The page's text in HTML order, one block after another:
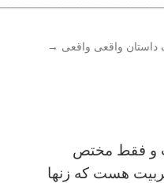
داستان واقعی واقعی →
و فقط مختص
هست که زنها